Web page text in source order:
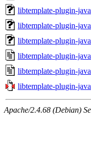
libtemplate-plugin-
libtemplate-plugin-
libtemplate-plugin-
libtemplate-plugin-
libtemplate-plugin-
libtemplate-plugin-
Apache/2.4.68 (Debian)